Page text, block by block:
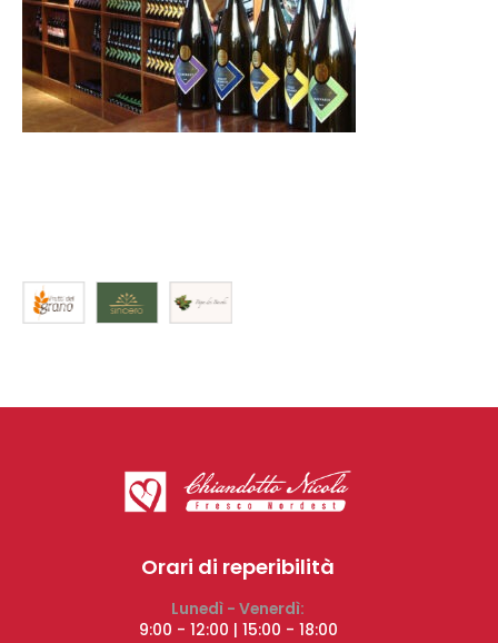
Orari di reperibilità
Lunedì - Venerdì:
9:00 - 12:00 | 15:00 - 18:00